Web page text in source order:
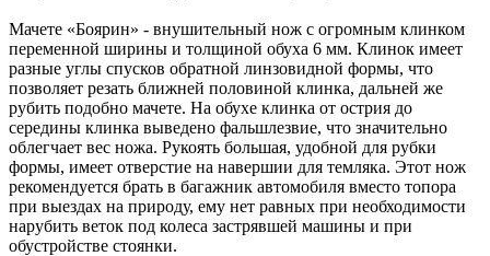
Мачете «Боярин» - внушительный нож с огромным клинком
переменной ширины и толщиной обуха 6 мм. Клинок имеет
разные углы спусков обратной линзовидной формы, что
позволяет резать ближней половиной клинка, дальней же
рубить подобно мачете. На обухе клинка от острия до
середины клинка выведено фальшлезвие, что значительно
облегчает вес ножа. Рукоять большая, удобной для рубки
формы, имеет отверстие на навершии для темляка. Этот нож
рекомендуется брать в багажник автомобиля вместо топора
при выездах на природу, ему нет равных при необходимости
нарубить веток под колеса застрявшей машины и при
обустройстве стоянки.